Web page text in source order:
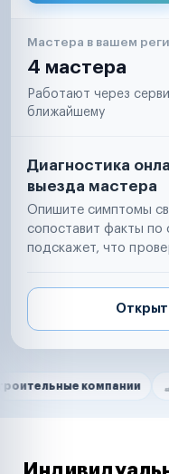
Мастера в вашем
4 мастера
Работают через
ближайшему
Диагностика
выезда мастера
Опишите симптомы
сопоставит факты по
подскажет, что
Нам доверяют
компании Аренда
Маркетплейсы
Таксопарки